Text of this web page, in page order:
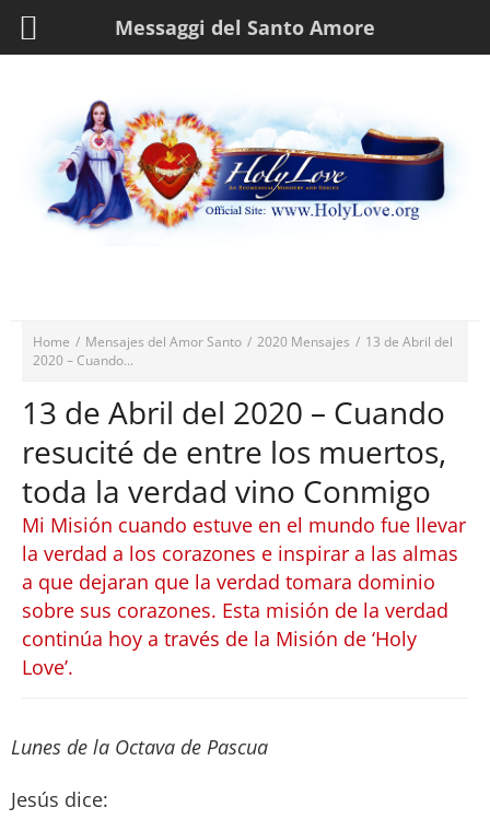
Home / Mensajes del Amor Santo / 2020 Mensajes / 13 de Abril del
2020 – Cuando...
13 de Abril del 2020 – Cuando
resucité de entre los muertos,
toda la verdad vino Conmigo
Mi Misión cuando estuve en el mundo fue llevar
la verdad a los corazones e inspirar a las almas
a que dejaran que la verdad tomara dominio
sobre sus corazones. Esta misión de la verdad
continúa hoy a través de la Misión de ‘Holy
Love’.
Lunes de la Octava de Pascua
Jesús dice:
Messaggi del Santo Amore